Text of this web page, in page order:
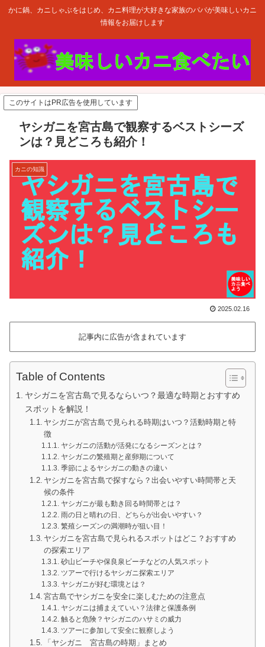
かに鍋、カニしゃぶをはじめ、カニ料理が大好きな家族のパパが美味しいカニ
情報をお届けします
このサイトはPR広告を使用しています
ヤシガニを宮古島で観察するベストシーズ
ンは？見どころも紹介！
カニの知識
2025.02.16
記事内に広告が含まれています
Table of Contents
ヤシガニを宮古島で見るならいつ？最適な時期とおすすめ
スポットを解説！
ヤシガニが宮古島で見られる時期はいつ？活動時期と特
徴
ヤシガニの活動が活発になるシーズンとは？
ヤシガニの繁殖期と産卵期について
季節によるヤシガニの動きの違い
ヤシガニを宮古島で探すなら？出会いやすい時間帯と天
候の条件
ヤシガニが最も動き回る時間帯とは？
雨の日と晴れの日、どちらが出会いやすい？
繁殖シーズンの満潮時が狙い目！
ヤシガニを宮古島で見られるスポットはどこ？おすすめ
の探索エリア
砂山ビーチや保良泉ビーチなどの人気スポット
ツアーで行けるヤシガニ探索エリア
ヤシガニが好む環境とは？
宮古島でヤシガニを安全に楽しむための注意点
ヤシガニは捕まえていい？法律と保護条例
触ると危険？ヤシガニのハサミの威力
ツアーに参加して安全に観察しよう
「ヤシガニ 宮古島の時期」まとめ